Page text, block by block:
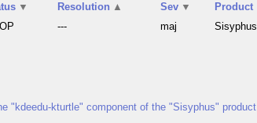
▼ Resolution ▲ Sev ▼ Product
--- maj Sisyphus
"kdeedu-kturtle" component of the "Sisyphus" product